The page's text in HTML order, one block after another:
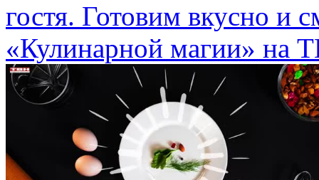
гостя. Готовим вкусно и
«Кулинарной магии» на